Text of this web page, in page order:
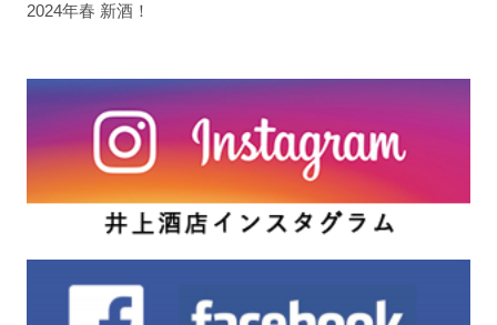
2024年春 新酒！